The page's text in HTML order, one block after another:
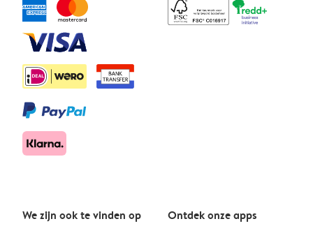
We zijn ook te vinden op Ontdek onze apps